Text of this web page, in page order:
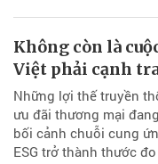
Không còn là
Việt phải cạnh
Những lợi thế truyền
ưu đãi thương mại
bối cảnh chuỗi cung
ESG trở thành thước